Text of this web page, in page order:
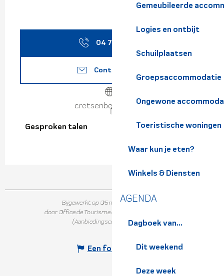
Gemeubileerde
Logies en ontbijt
Schuilplaatsen
Groepsaccommodatie
Ongewone
Toeristische woningen
Waar kun je eten?
Winkels & Diensten
AGENDA
Dagboek van...
Dit weekend
Deze week
04 76 45 11
Contacteer ons
cretsenbelledonne.fr
Gesproken talen
Gesproken talen
Bijgewerkt op 05 maart 2024 in 15:19
door Office de Tourisme de Belledonne Chartreuse
(Aanbiedingscode :
6044749)
Een fout melden